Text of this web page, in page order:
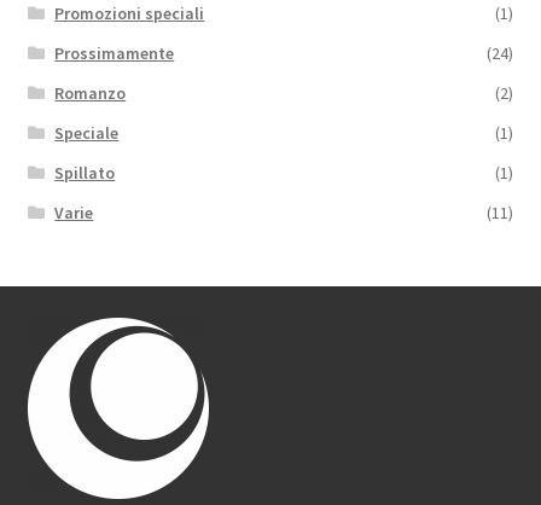
Promozioni speciali
(1)
Prossimamente
(24)
Romanzo
(2)
Speciale
(1)
Spillato
(1)
Varie
(11)